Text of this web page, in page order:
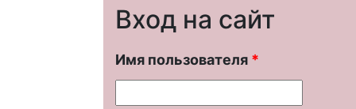
Вход на сайт
Имя пользователя *